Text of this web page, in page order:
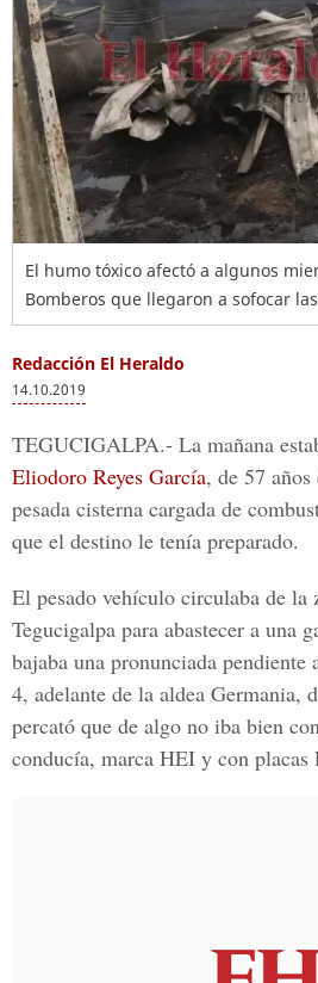
El humo tóxico afectó a algunos
Bomberos que llegaron a sofocar
Redacción El Heraldo
14.10.2019
TEGUCIGALPA.- La mañana
Eliodoro Reyes García, de 57
pesada cisterna cargada de
que el destino le tenía preparado.
El pesado vehículo circulaba de la
Tegucigalpa para abastecer a una
bajaba una pronunciada
4, adelante de la aldea Germania,
percató que de algo no iba bien
conducía, marca HEI y con placas